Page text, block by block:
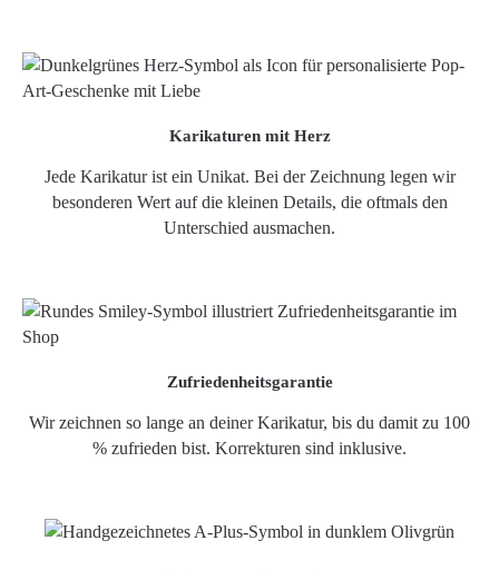
Karikaturen mit Herz
Jede Karikatur ist ein Unikat. Bei der Zeichnung legen wir
besonderen Wert auf die kleinen Details, die oftmals den
Unterschied ausmachen.
Zufriedenheitsgarantie
Wir zeichnen so lange an deiner Karikatur, bis du damit zu 100
% zufrieden bist. Korrekturen sind inklusive.